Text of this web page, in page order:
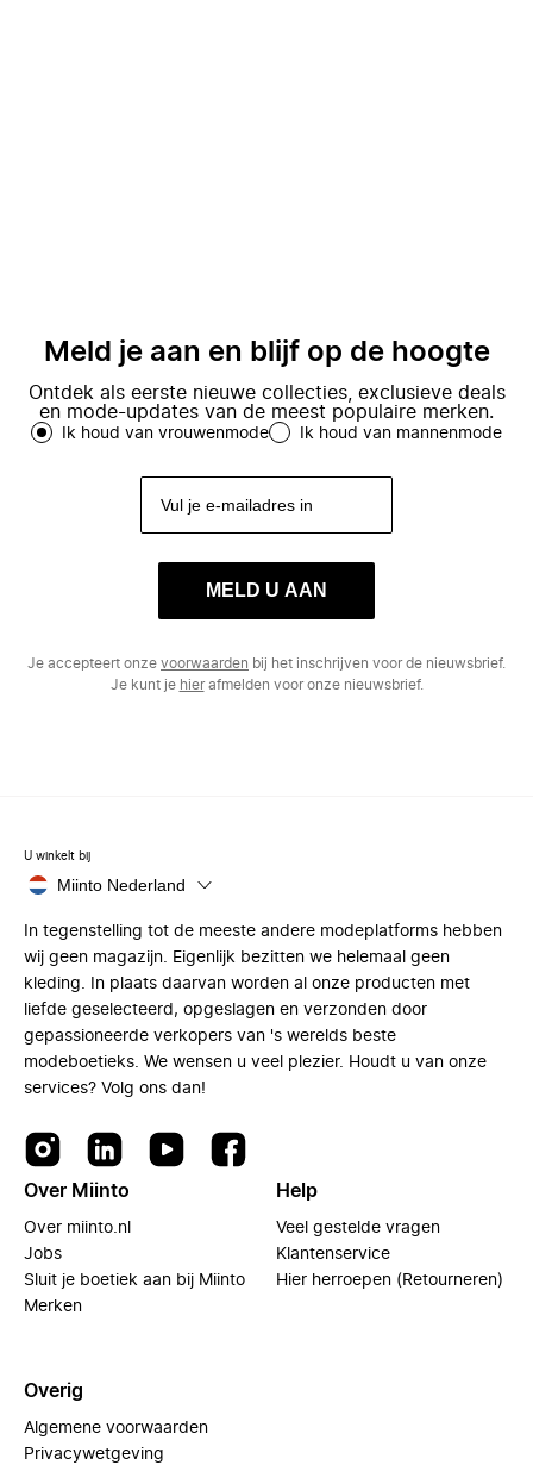
Meld je aan en blijf op de hoogte
Ontdek als eerste nieuwe collecties, exclusieve deals
en mode-updates van de meest populaire merken.
Ik houd van vrouwenmode Ik houd van mannenmode
MELD U AAN
Je accepteert onze voorwaarden bij het inschrijven voor de nieuwsbrief.
Je kunt je hierafmelden voor onze nieuwsbrief.
U winkelt bij
Miinto Nederland
In tegenstelling tot de meeste andere modeplatforms hebben
wij geen magazijn. Eigenlijk bezitten we helemaal geen
kleding. In plaats daarvan worden al onze producten met
liefde geselecteerd, opgeslagen en verzonden door
gepassioneerde verkopers van 's werelds beste
modeboetieks. We wensen u veel plezier. Houdt u van onze
services? Volg ons dan!
Over Miinto
Over miinto.nl
Jobs
Sluit je boetiek aan bij Miinto
Merken
Help
Veel gestelde vragen
Klantenservice
Hier herroepen (Retourneren)
Overig
Algemene voorwaarden
Privacywetgeving